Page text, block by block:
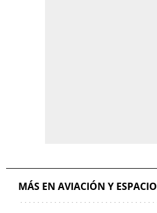
MÁS EN AVIACIÓN Y ESPACIO